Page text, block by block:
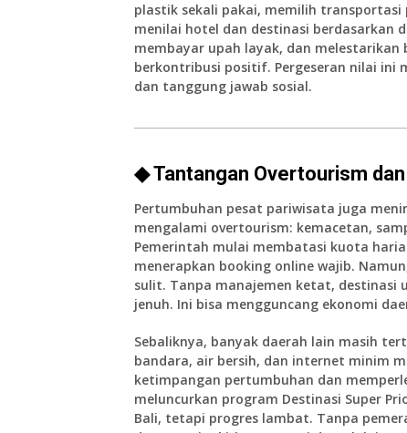
plastik sekali pakai, memilih
menilai hotel dan destinasi berdasarkan
membayar upah layak, dan
berkontribusi positif. Pergeseran nilai ini
dan tanggung jawab sosial.
◆ Tantangan Overtourism
Pertumbuhan pesat pariwisata juga
mengalami overtourism: kemacetan,
Pemerintah mulai membatasi kuota
menerapkan booking online wajib.
sulit. Tanpa manajemen ketat, destinasi
jenuh. Ini bisa mengguncang ekonomi
Sebaliknya, banyak daerah lain masih
bandara, air bersih, dan internet minim
ketimpangan pertumbuhan dan
meluncurkan program Destinasi Super
Bali, tetapi progres lambat. Tanpa